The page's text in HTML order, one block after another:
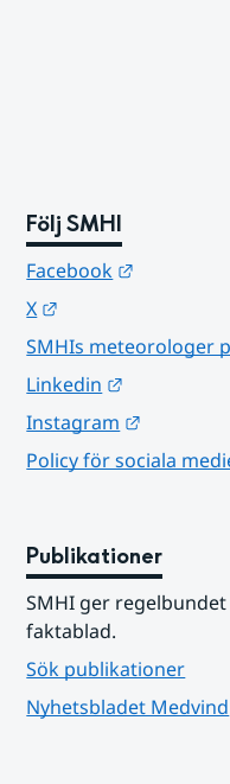
Följ SMHI
Facebook
X
SMHIs meteorologer
Linkedin
Instagram
Policy för sociala
Publikationer
SMHI ger
faktablad.
Sök publikationer
Nyhetsbladet Medvind